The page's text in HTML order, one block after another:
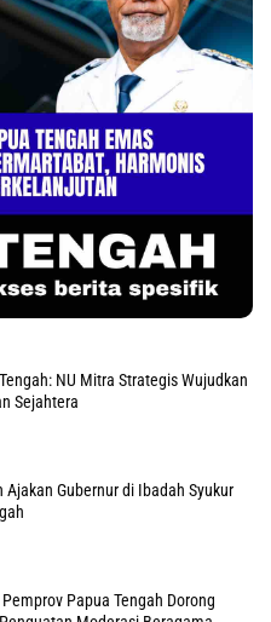
NU Mitra Strategis Wujudkan
Sejahtera
Ajakan Gubernur di Ibadah Syukur
Papua Tengah Dorong